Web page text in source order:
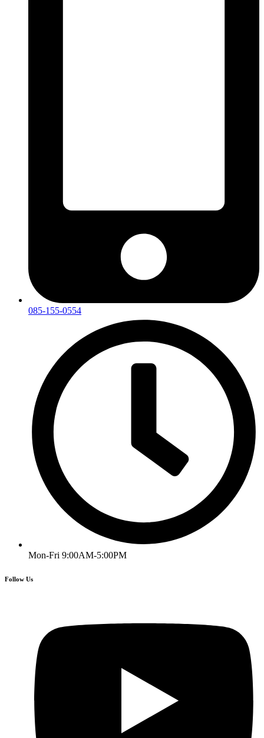
085-155-0554
Mon-Fri 9:00AM-5:00PM
Follow Us